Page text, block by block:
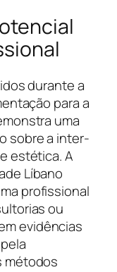
durante a
para a
uma
sobre a inter-
estética. A
Líbano
profissional
ou
evidências
métodos